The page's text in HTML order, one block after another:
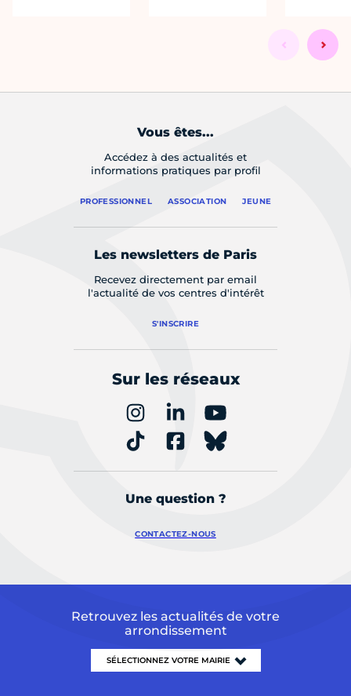
Vous êtes...
Accédez à des actualités et
informations pratiques par profil
PROFESSIONNEL ASSOCIATION JEUNE
Les newsletters de Paris
Recevez directement par email
l'actualité de vos centres d'intérêt
S'INSCRIRE
Sur les réseaux
Une question ?
CONTACTEZ-NOUS
Retrouvez les actualités de votre
arrondissement